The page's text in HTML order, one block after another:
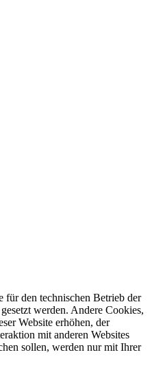
für den technischen Betrieb der
werden. Andere Cookies,
Website erhöhen, der
mit anderen Websites
sollen, werden nur mit Ihrer